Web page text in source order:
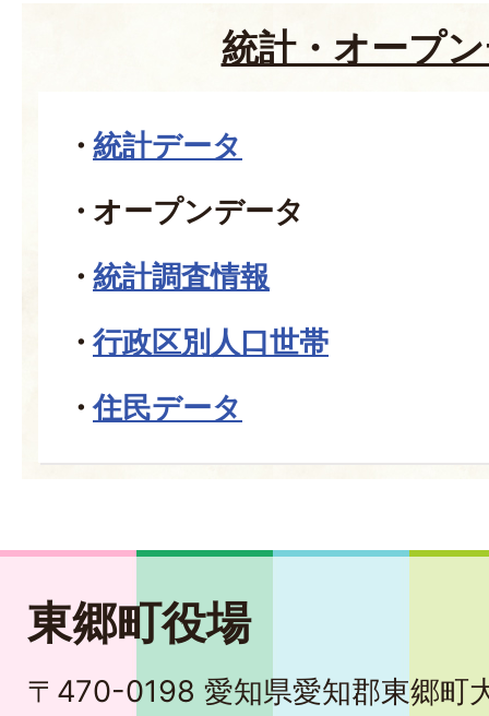
統計・オープ
統計データ
オープンデータ
統計調査情報
行政区別人口世帯
住民データ
東郷町役場
〒470-0198 愛知県愛知郡東郷町